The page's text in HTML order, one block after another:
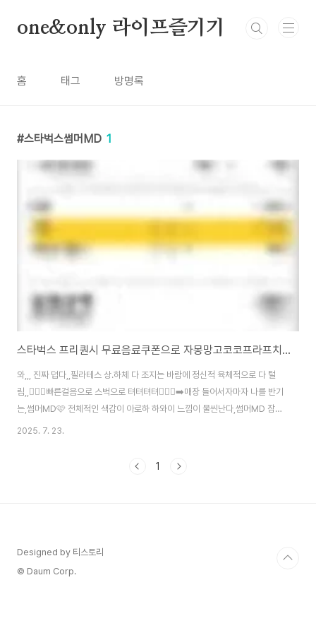
one&only 라이프즐기기
홈 태그 방명록
스타벅스썸머MD 1
스타벅스 프리퀀시 무료음료쿠폰으로 자몽망고코코프라프치노 주문🥭
와,,, 진짜 덥다,,필라테스 상.하체 다 조지는 바람에 정신적 육체적으로 다 털
림,,🤦🏻‍♀️​빠른걸음으로 스벅으로 텨텨텨텨🏃🏻‍♀️‍➡️​매장 들어서자마자 나를 반기
는,썸머MD🩷 전체적인 색감이 아로하 하와이 느낌이 물씬난다,썸머MD 잠깐
보고가세유🤗 코코넛 반 잘라놓는것 같은 시리얼볼? 예쁨,키링예쁨, 하지만 잔
하셨져????​오늘은 작정하고 무료쿠폰 쓰러왔슴다,😆😆😆야무야무야무지게
2025. 7. 23.
1
Designed by 티스토리
© Daum Corp.